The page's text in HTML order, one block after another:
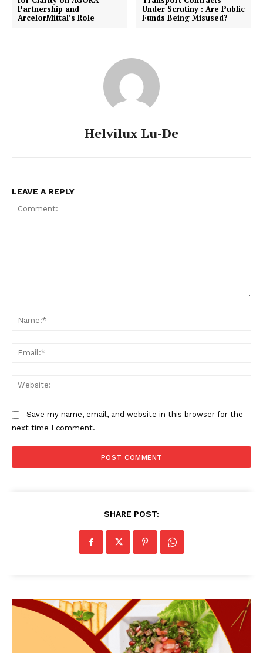
Partnership and
ArcelorMittal’s Role
Under Scrutiny : Are Public
Funds Being Misused?
Helvilux Lu-De
LEAVE A REPLY
Save my name, email, and website in this browser for the
next time I comment.
SHARE POST: